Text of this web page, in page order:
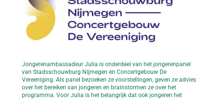
Jongerenambassadeur Julia is onderdeel van het jongerenpanel
van Stadsschouwburg Nijmegen en Concertgebouw De
Vereeniging. Als panel bezoeken ze voorstellingen, geven ze advies
over het bereiken van jongeren en brainstormen ze over het
programma. Voor Julia is het belangrijk dat ook jongeren het